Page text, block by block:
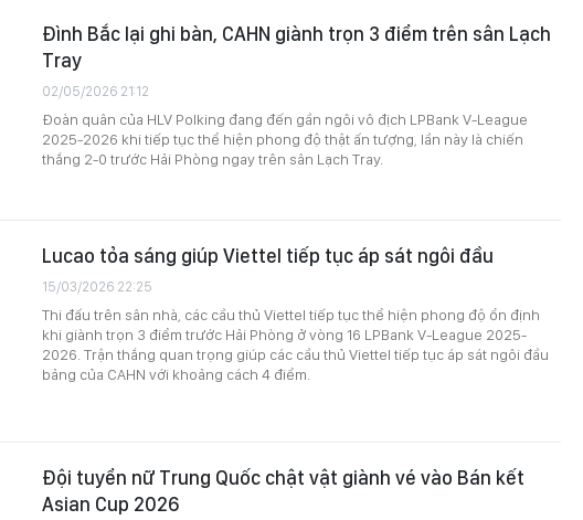
Đình Bắc lại ghi bàn, CAHN giành trọn 3 điểm trên sân Lạch
Tray
02/05/2026 21:12
Đoàn quân của HLV Polking đang đến gần ngôi vô địch LPBank V-League
2025-2026 khi tiếp tục thể hiện phong độ thật ấn tượng, lần này là chiến
thắng 2-0 trước Hải Phòng ngay trên sân Lạch Tray.
Lucao tỏa sáng giúp Viettel tiếp tục áp sát ngôi đầu
15/03/2026 22:25
Thi đấu trên sân nhà, các cầu thủ Viettel tiếp tục thể hiện phong độ ổn định
khi giành trọn 3 điểm trước Hải Phòng ở vòng 16 LPBank V-League 2025-
2026. Trận thắng quan trọng giúp các cầu thủ Viettel tiếp tục áp sát ngôi đầu
bảng của CAHN với khoảng cách 4 điểm.
Đội tuyển nữ Trung Quốc chật vật giành vé vào Bán kết
Asian Cup 2026